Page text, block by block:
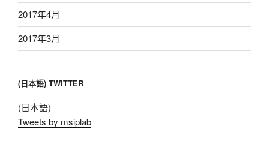
2017年4月
2017年3月
(日本語) TWITTER
(日本語)
Tweets by msiplab